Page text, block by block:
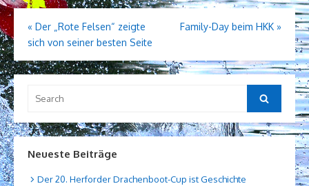
Beitragsnavigation
« Der „Rote Felsen“ zeigte
sich von seiner besten Seite
Family-Day beim HKK »
for:
Search
Neueste Beiträge
Der 20. Herforder Drachenboot-Cup ist Geschichte